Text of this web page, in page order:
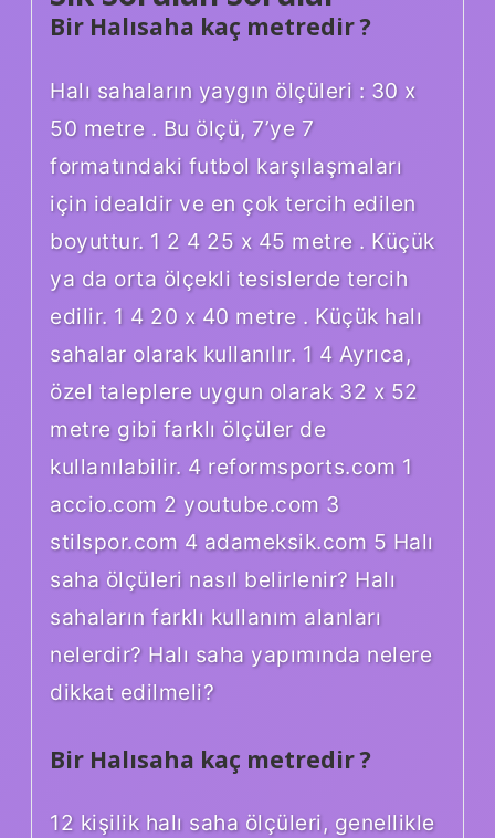
Bir Halısaha kaç metredir ?
Halı sahaların yaygın ölçüleri : 30 x
50 metre . Bu ölçü, 7’ye 7
formatındaki futbol karşılaşmaları
için idealdir ve en çok tercih edilen
boyuttur. 1 2 4 25 x 45 metre . Küçük
ya da orta ölçekli tesislerde tercih
edilir. 1 4 20 x 40 metre . Küçük halı
sahalar olarak kullanılır. 1 4 Ayrıca,
özel taleplere uygun olarak 32 x 52
metre gibi farklı ölçüler de
kullanılabilir. 4 reformsports.com 1
accio.com 2 youtube.com 3
stilspor.com 4 adameksik.com 5 Halı
saha ölçüleri nasıl belirlenir? Halı
sahaların farklı kullanım alanları
nelerdir? Halı saha yapımında nelere
dikkat edilmeli?
Bir Halısaha kaç metredir ?
12 kişilik halı saha ölçüleri, genellikle